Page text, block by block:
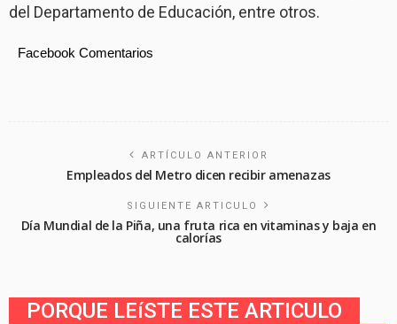
del Departamento de Educación, entre otros.
Facebook Comentarios
ARTÍCULO ANTERIOR
Empleados del Metro dicen recibir amenazas
SIGUIENTE ARTICULO
Día Mundial de la Piña, una fruta rica en vitaminas y baja en
calorías
PORQUE LEíSTE ESTE ARTICULO